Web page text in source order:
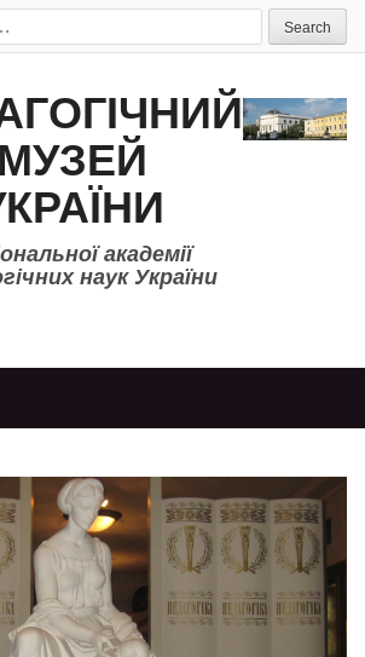
МУЗЕЙ
академії
наук України